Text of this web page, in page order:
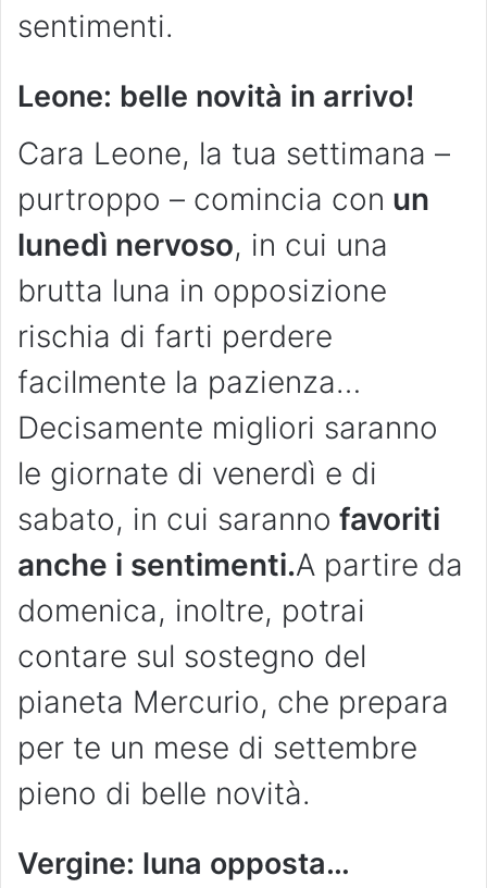
sentimenti.
Leone: belle novità in arrivo!
Cara Leone, la tua settimana –
purtroppo – comincia con un
lunedì nervoso, in cui una
brutta luna in opposizione
rischia di farti perdere
facilmente la pazienza…
Decisamente migliori saranno
le giornate di venerdì e di
sabato, in cui saranno favoriti
anche i sentimenti.A partire da
domenica, inoltre, potrai
contare sul sostegno del
pianeta Mercurio, che prepara
per te un mese di settembre
pieno di belle novità.
Vergine: luna opposta…